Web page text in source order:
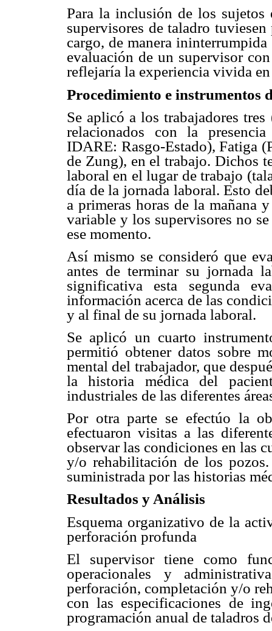
Para la inclusión de los
supervisores de taladro
cargo, de manera
evaluación de un supervisor
reflejaría la experiencia vivida
Procedimiento e instrumentos
Se aplicó a los trabajadores
relacionados con la
IDARE: Rasgo-Estado), Fatiga
de Zung), en el trabajo. Dichos
laboral en el lugar de trabajo
día de la jornada laboral. Esto
a primeras horas de la mañana
variable y los supervisores no
ese momento.
Así mismo se consideró que
antes de terminar su jornada
significativa esta segunda
información acerca de las
y al final de su jornada laboral.
Se aplicó un cuarto
permitió obtener datos sobre
mental del trabajador, que
la historia médica del
industriales de las diferentes
Por otra parte se efectúo la
efectuaron visitas a las
observar las condiciones en las
y/o rehabilitación de los
suministrada por las historias
Resultados y Análisis
Esquema organizativo de la
perforación profunda
El supervisor tiene como
operacionales y
perforación, completación y/o
con las especificaciones de
programación anual de taladros